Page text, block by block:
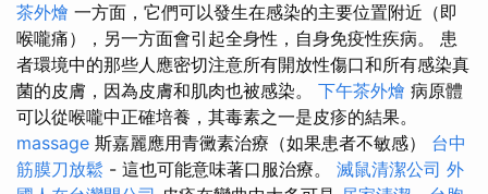
茶外燴 一方面，它們可以發生在感染的主要位置附近（即
喉嚨痛），另一方面會引起全身性，自身免疫性疾病。 患
者環境中的那些人應密切注意所有開放性傷口和所有感染真
菌的皮膚，因為皮膚和肌肉也被感染。 下午茶外燴 病原體
可以從喉嚨中正確培養，其毒素之一是皮疹的結果。
massage 斯嘉麗應用青黴素治療（如果患者不敏感） 台中
筋膜刀放鬆 - 這也可能意味著口服治療。 滅鼠清潔公司 外